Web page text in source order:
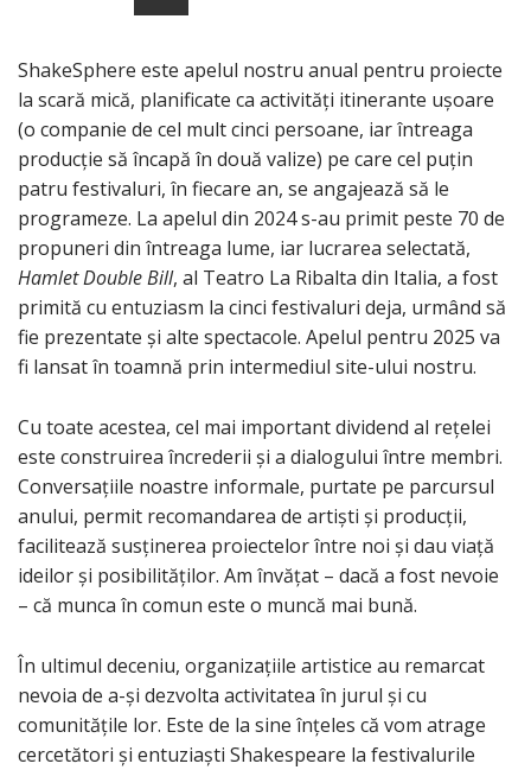
ShakeSphere este apelul nostru anual pentru proiecte
la scară mică, planificate ca activități itinerante ușoare
(o companie de cel mult cinci persoane, iar întreaga
producție să încapă în două valize) pe care cel puțin
patru festivaluri, în fiecare an, se angajează să le
programeze. La apelul din 2024 s-au primit peste 70 de
propuneri din întreaga lume, iar lucrarea selectată,
Hamlet Double Bill, al Teatro La Ribalta din Italia, a fost
primită cu entuziasm la cinci festivaluri deja, urmând să
fie prezentate și alte spectacole. Apelul pentru 2025 va
fi lansat în toamnă prin intermediul site-ului nostru.
Cu toate acestea, cel mai important dividend al rețelei
este construirea încrederii și a dialogului între membri.
Conversațiile noastre informale, purtate pe parcursul
anului, permit recomandarea de artiști și producții,
facilitează susținerea proiectelor între noi și dau viață
ideilor și posibilităților. Am învățat – dacă a fost nevoie
– că munca în comun este o muncă mai bună.
În ultimul deceniu, organizațiile artistice au remarcat
nevoia de a-și dezvolta activitatea în jurul și cu
comunitățile lor. Este de la sine înțeles că vom atrage
cercetători și entuziaști Shakespeare la festivalurile